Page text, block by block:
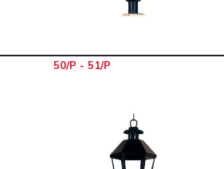
50/P - 51/P